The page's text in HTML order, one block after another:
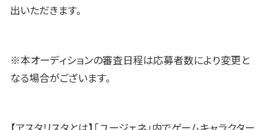
出いただきます。
※本オーディションの審査日程は応募者数により変更と
なる場合がございます。